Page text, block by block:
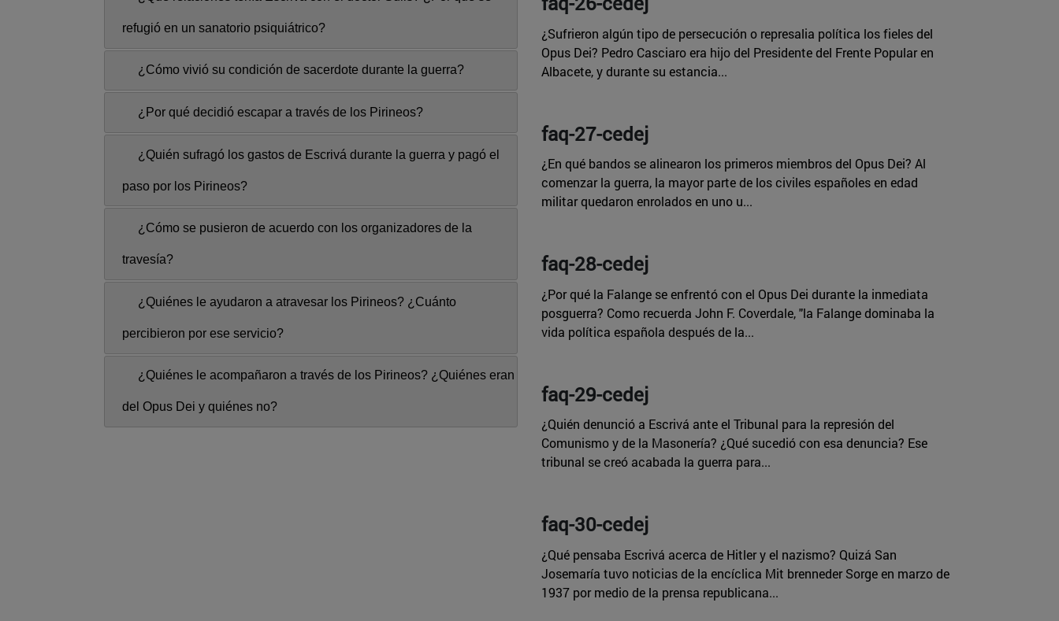
refugió en un sanatorio psiquiátrico?
¿Cómo vivió su condición de sacerdote durante la guerra?
¿Por qué decidió escapar a través de los Pirineos?
¿Quién sufragó los gastos de Escrivá durante la guerra y pagó el
paso por los Pirineos?
¿Cómo se pusieron de acuerdo con los organizadores de la
travesía?
¿Quiénes le ayudaron a atravesar los Pirineos? ¿Cuánto
percibieron por ese servicio?
¿Quiénes le acompañaron a través de los Pirineos? ¿Quiénes eran
del Opus Dei y quiénes no?
¿Sufrieron algún tipo de persecución o represalia política los fieles del
Opus Dei? Pedro Casciaro era hijo del Presidente del Frente Popular en
Albacete, y durante su estancia...
faq-27-cedej
¿En qué bandos se alinearon los primeros miembros del Opus Dei? Al
comenzar la guerra, la mayor parte de los civiles españoles en edad
militar quedaron enrolados en uno u...
faq-28-cedej
¿Por qué la Falange se enfrentó con el Opus Dei durante la inmediata
posguerra? Como recuerda John F. Coverdale, "la Falange dominaba la
vida política española después de la...
faq-29-cedej
¿Quién denunció a Escrivá ante el Tribunal para la represión del
Comunismo y de la Masonería? ¿Qué sucedió con esa denuncia? Ese
tribunal se creó acabada la guerra para...
faq-30-cedej
¿Qué pensaba Escrivá acerca de Hitler y el nazismo? Quizá San
Josemaría tuvo noticias de la encíclica Mit brenneder Sorge en marzo de
1937 por medio de la prensa republicana...